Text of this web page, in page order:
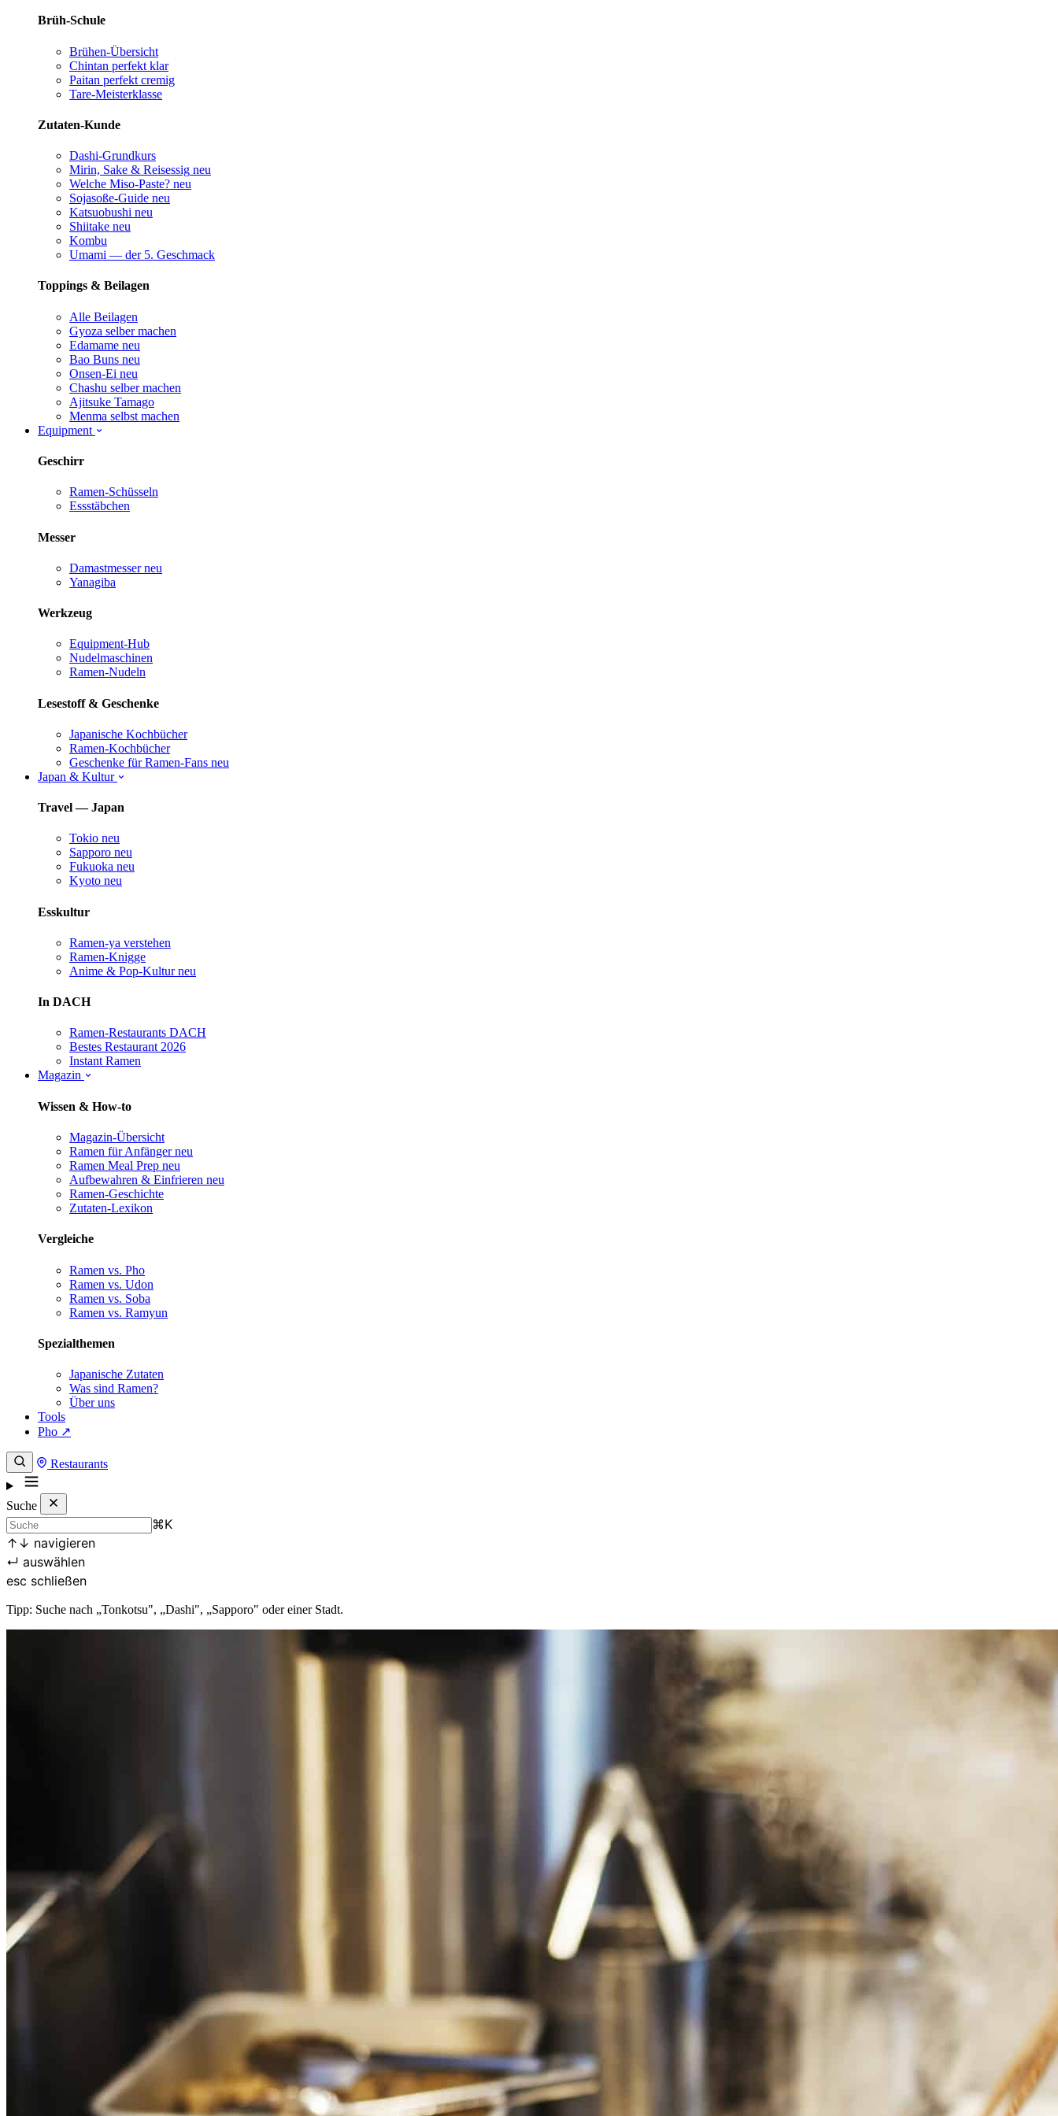
Brüh-Schule
Brühen-Übersicht
Chintan perfekt klar
Paitan perfekt cremig
Tare-Meisterklasse
Zutaten-Kunde
Dashi-Grundkurs
Mirin, Sake & Reisessig neu
Welche Miso-Paste? neu
Sojasoße-Guide neu
Katsuobushi neu
Shiitake neu
Kombu
Umami — der 5. Geschmack
Toppings & Beilagen
Alle Beilagen
Gyoza selber machen
Edamame neu
Bao Buns neu
Onsen-Ei neu
Chashu selber machen
Ajitsuke Tamago
Menma selbst machen
Equipment
Geschirr
Ramen-Schüsseln
Essstäbchen
Messer
Damastmesser neu
Yanagiba
Werkzeug
Equipment-Hub
Nudelmaschinen
Ramen-Nudeln
Lesestoff & Geschenke
Japanische Kochbücher
Ramen-Kochbücher
Geschenke für Ramen-Fans neu
Japan & Kultur
Travel — Japan
Tokio neu
Sapporo neu
Fukuoka neu
Kyoto neu
Esskultur
Ramen-ya verstehen
Ramen-Knigge
Anime & Pop-Kultur neu
In DACH
Ramen-Restaurants DACH
Bestes Restaurant 2026
Instant Ramen
Magazin
Wissen & How-to
Magazin-Übersicht
Ramen für Anfänger neu
Ramen Meal Prep neu
Aufbewahren & Einfrieren neu
Ramen-Geschichte
Zutaten-Lexikon
Vergleiche
Ramen vs. Pho
Ramen vs. Udon
Ramen vs. Soba
Ramen vs. Ramyun
Spezialthemen
Japanische Zutaten
Was sind Ramen?
Über uns
Tools
Pho ↗
Restaurants
Suche
⌘K
↑ ↓ navigieren
↵ auswählen
esc schließen
Tipp: Suche nach „Tonkotsu", „Dashi", „Sapporo" oder einer Stadt.